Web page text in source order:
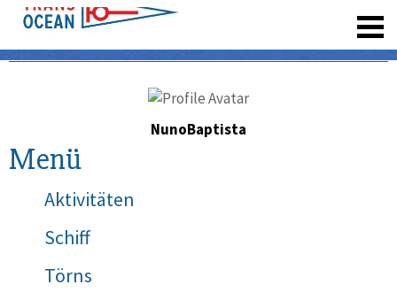
NunoBaptista
Menü
Aktivitäten
Schiff
Törns